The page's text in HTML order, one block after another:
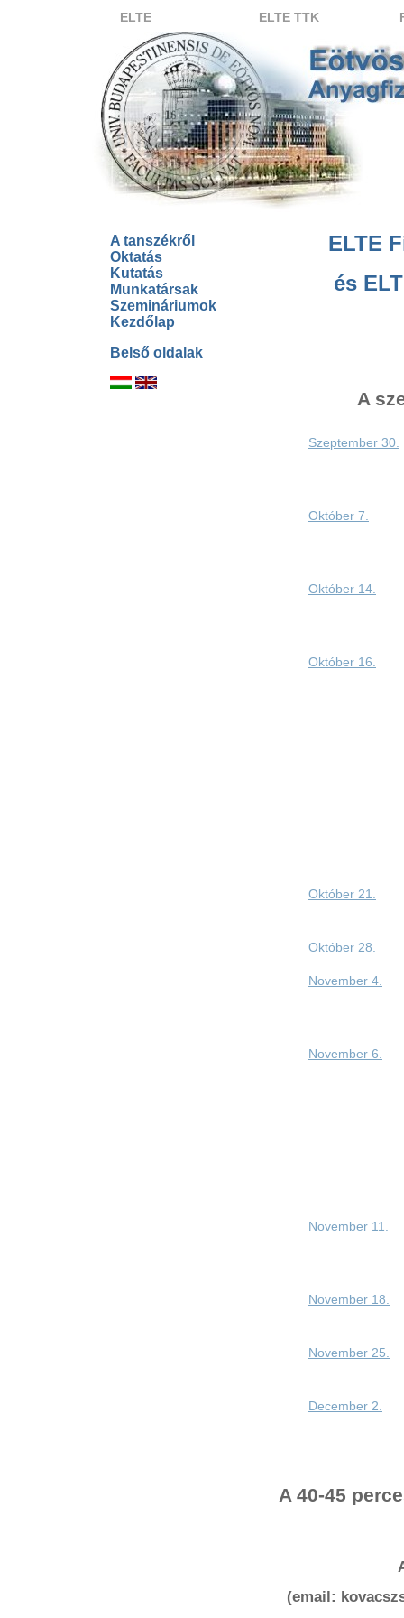
ELTE ELTE TTK
A tanszékről
Oktatás
Kutatás
Munkatársak
Szemináriumok
Kezdőlap
Belső oldalak
ELTE
és
A
Szeptember 30.
Október 7.
Október 14.
Október 16.
Október 21.
Október 28.
November 4.
November 6.
November 11.
November 18.
November 25.
December 2.
A 40-45
(email: